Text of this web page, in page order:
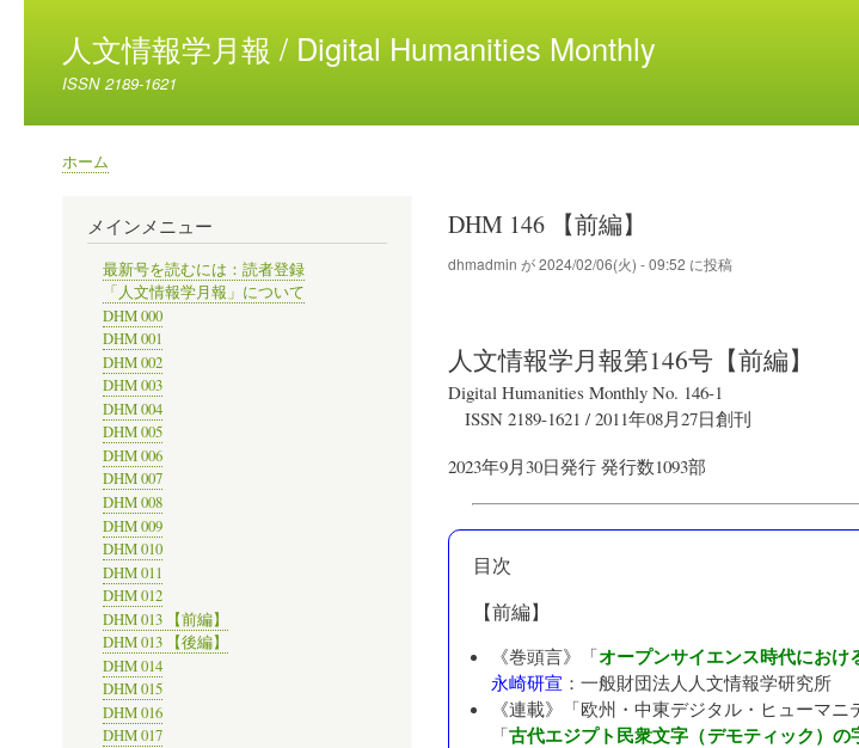
人文情報学月報 / Digital Humanities Monthly
ISSN 2189-1621
パ
ホーム
DHM 146 【前編】
dhmadmin が2024/02/06(火) - 09:52 に投稿
人文情報学月報第146号【前編】
Digital Humanities Monthly No. 146-1
ISSN 2189-1621 /2011年08月27日創刊
2023年9月30日発行 発行数1093部
目次
【前編】
《巻頭言》「オープンサイエンス時代におけ
永崎研宣 ： 一般財団法人人文情報学研究所
《連載》「欧州・中東デジタル・ヒューマニ
「古代エジプト民衆文字（デモティック）
メインメニュー
最新号を読むには：読者登録
「人文情報学月報」について
DHM 000
DHM 001
DHM 002
DHM 003
DHM 004
DHM 005
DHM 006
DHM 007
DHM 008
DHM 009
DHM 010
DHM 011
DHM 012
DHM 013 【前編】
DHM 013 【後編】
DHM 014
DHM 015
DHM 016
DHM 017